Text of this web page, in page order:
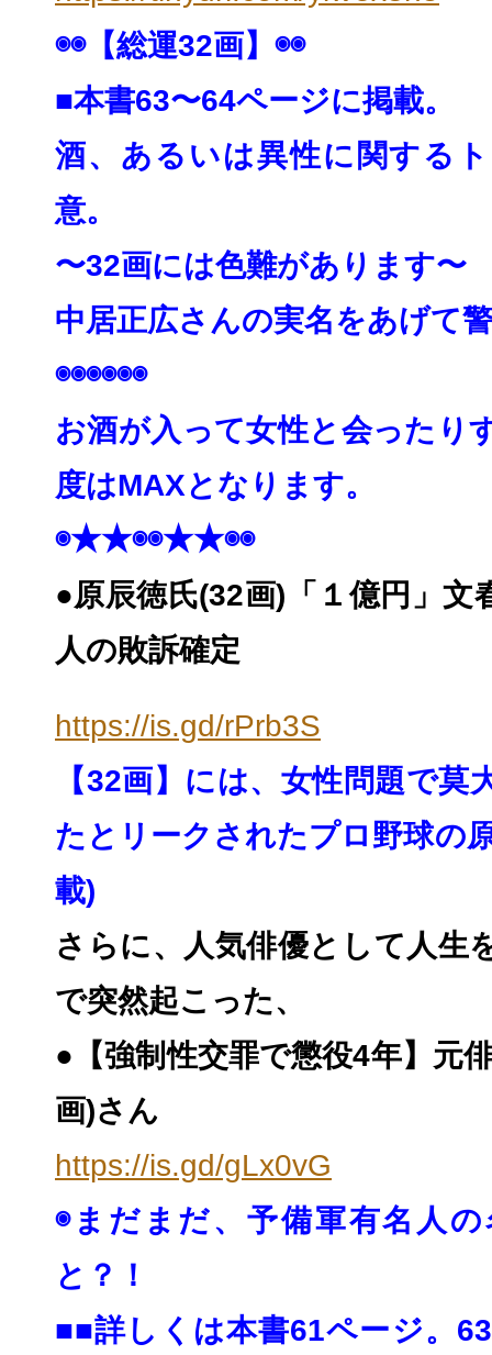
◉◉【総運32画】◉◉
■本書63〜64ページに掲載。
酒、あるいは異性に関する
意。
〜32画には色難があります〜
中居正広さんの実名をあげて
◉◉◉◉◉◉
お酒が入って女性と会ったり
度はMAXとなります。
◉★★◉◉★★◉◉
●原辰徳氏(32画)「１億円」
人の敗訴確定
https://is.gd/rPrb3S
【32画】には、 女性問題で莫
たとリークされたプロ野球の
載)
さらに、人気俳優として人生
で突然起こった、
●【強制性交罪で懲役4年】元
画)さん
https://is.gd/gLx0vG
◉まだまだ、予備軍有名人
と？！
■■詳しくは本書61ページ。